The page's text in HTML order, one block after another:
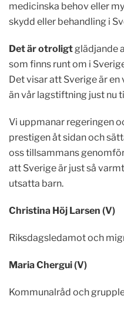
medicinska behov eller
skydd eller behandling i
Det är otroligtglädjande
som finns runt om i
Det visar att Sverige är
än vår lagstiftning just nu
Vi uppmanar regeringen
prestigen åt sidan och
oss tillsammans
att Sverige är just så
utsatta barn.
Christina Höj Larsen (V)
Riksdagsledamot och
Maria Chergui (V)
Kommunalråd och